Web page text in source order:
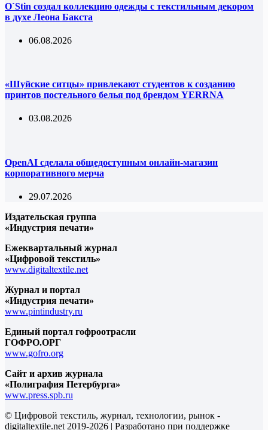
O`Stin создал коллекцию одежды с текстильным декором
в духе Леона Бакста
06.08.2026
«Шуйские ситцы» привлекают студентов к созданию
принтов постельного белья под брендом YERRNA
03.08.2026
OpenAI сделала общедоступным онлайн-магазин
корпоративного мерча
29.07.2026
Издательская группа
«Индустрия печати»
Ежеквартальный журнал
«Цифровой текстиль»
www.digitaltextile.net
Журнал и портал
«Индустрия печати»
www.pintindustry.ru
Единый портал гофроотрасли
ГОФРО.ОРГ
www.gofro.org
Сайт и архив журнала
«Полиграфия Петербурга»
www.press.spb.ru
© Цифровой текстиль, журнал, технологии, рынок -
digitaltextile.net 2019-2026 | Разработано при поддержке